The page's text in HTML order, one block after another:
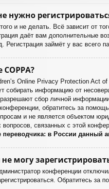
нужно
и не делать. Всё зависит от
даёт вам дополнительные
Регистрация займёт у вас всего
Online Privacy Protection Act
собирать информацию от
сбор личной
обратитесь за
и не является объектом
вопросов, связанных с этой
переводчика: в России данный
могу
конференции
Обратитесь за